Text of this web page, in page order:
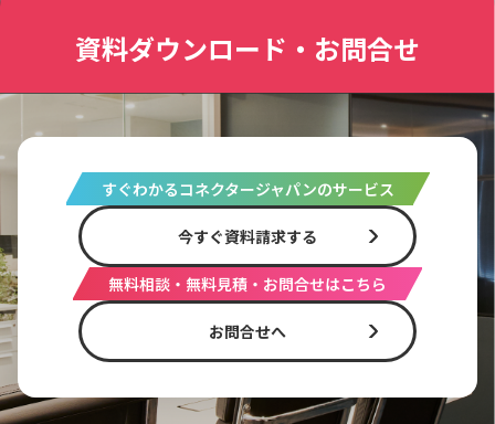
資料ダウンロード・お問合せ
すぐわかるコネクタージャパンのサービス
今すぐ資料請求する
無料相談・無料見積・お問合せはこちら
お問合せへ